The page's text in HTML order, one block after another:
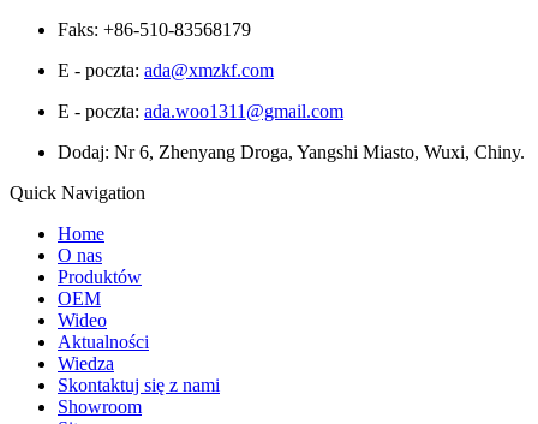
Faks: +86-510-83568179
E - poczta: ada@xmzkf.com
E - poczta: ada.woo1311@gmail.com
Dodaj: Nr 6, Zhenyang Droga, Yangshi Miasto, Wuxi, Chiny.
Quick Navigation
Home
O nas
Produktów
OEM
Wideo
Aktualności
Wiedza
Skontaktuj się z nami
Showroom